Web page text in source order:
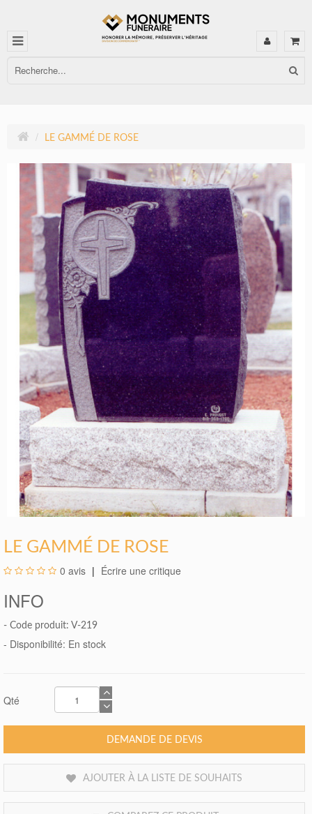
LE GAMMÉ DE ROSE
LE GAMMÉ DE ROSE
0 avis Écrire une critique
INFO
- Code produit: V-219
- Disponibilité: En stock
Qté
DEMANDE DE DEVIS
AJOUTER À LA LISTE DE SOUHAITS